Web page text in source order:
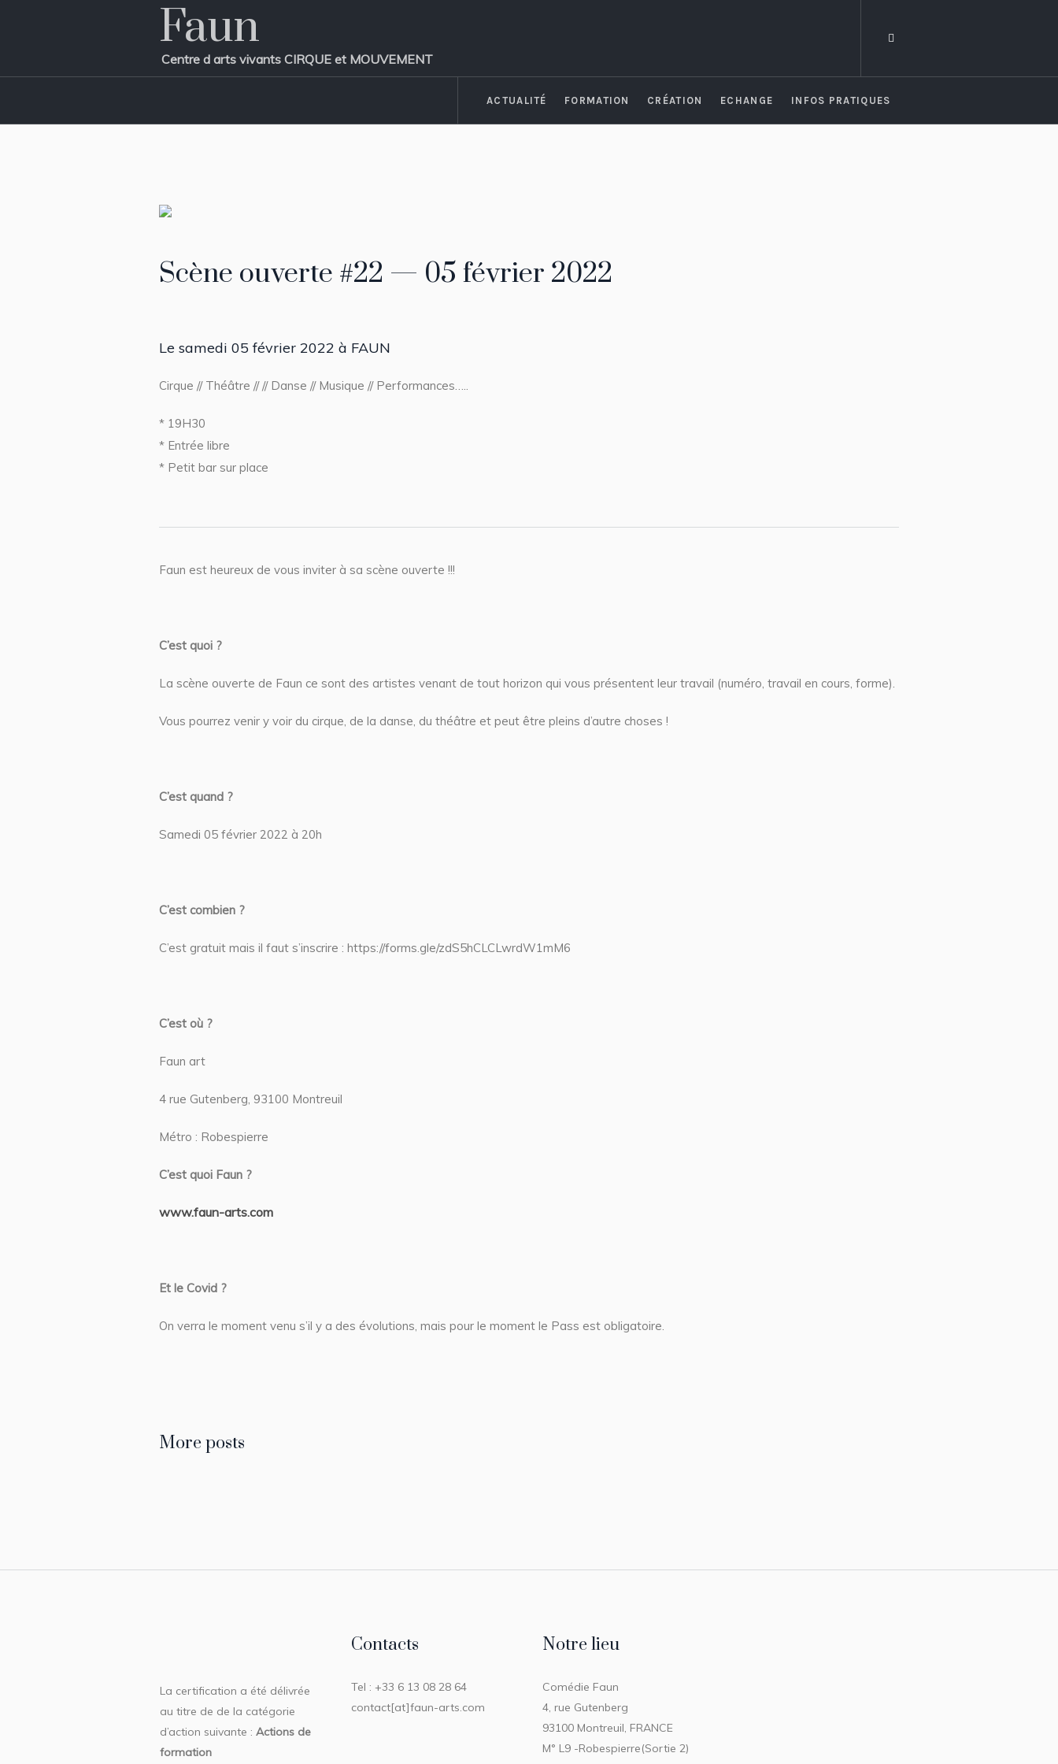
Faun
Centre d arts vivants CIRQUE et MOUVEMENT
ACTUALITÉ FORMATION CRÉATION ECHANGE INFOS PRATIQUES
Scène ouverte #22 — 05 février 2022
Le samedi 05 février 2022 à FAUN
Cirque // Théâtre // // Danse // Musique // Performances…..
* 19H30
* Entrée libre
* Petit bar sur place
Faun est heureux de vous inviter à sa scène ouverte !!!
C’est quoi ?
La scène ouverte de Faun ce sont des artistes venant de tout horizon qui vous présentent leur travail (numéro, travail en cours, forme).
Vous pourrez venir y voir du cirque, de la danse, du théâtre et peut être pleins d’autre choses !
C’est quand ?
Samedi 05 février 2022 à 20h
C’est combien ?
C’est gratuit mais il faut s’inscrire : https://forms.gle/zdS5hCLCLwrdW1mM6
C’est où ?
Faun art
4 rue Gutenberg, 93100 Montreuil
Métro : Robespierre
C’est quoi Faun ?
www.faun-arts.com
Et le Covid ?
On verra le moment venu s’il y a des évolutions, mais pour le moment le Pass est obligatoire.
More posts
La certification a été délivrée
au titre de de la catégorie
d’action suivante : Actions de
formation
Contacts
Tel : +33 6 13 08 28 64
contact[at]faun-arts.com
Notre lieu
Comédie Faun
4, rue Gutenberg
93100 Montreuil, FRANCE
M° L9 -Robespierre(Sortie 2)